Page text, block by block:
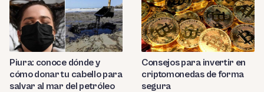
Piura: conoce dónde y
cómo donar tu cabello para
salvar al mar del petróleo
Consejos para invertir en
criptomonedas de forma
segura